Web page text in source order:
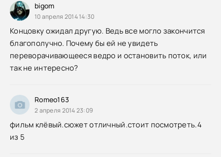
bigom
10 апреля 2014 14:30
Концовку ожидал другую. Ведь все могло закончится
благополучно. Почему бы ей не увидеть
переворачивающееся ведро и остановить поток, или
так не интересно?
Romeo163
2 апреля 2014 23:09
фильм клёвый.сюжет отличный.стоит посмотреть.4
из 5